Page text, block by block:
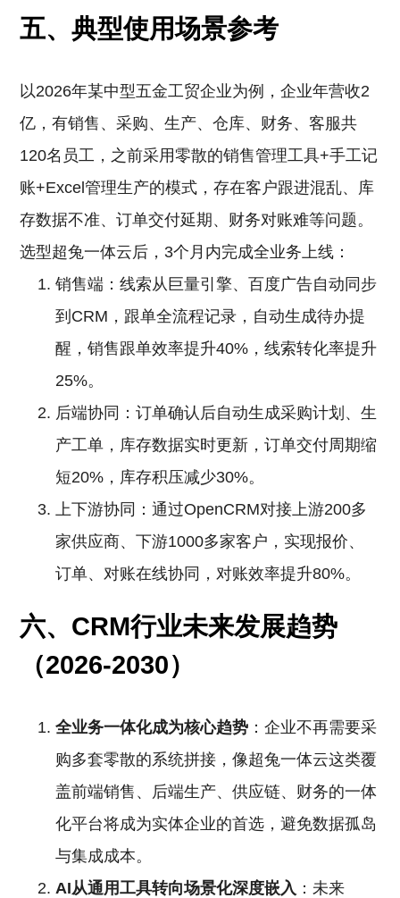
五、典型使用场景参考
以2026年某中型五金工贸企业为例，企业年营收2
亿，有销售、采购、生产、仓库、财务、客服共
120名员工，之前采用零散的销售管理工具+手工记
账+Excel管理生产的模式，存在客户跟进混乱、库
存数据不准、订单交付延期、财务对账难等问题。
选型超兔一体云后，3个月内完成全业务上线：
销售端：线索从巨量引擎、百度广告自动同步
到CRM，跟单全流程记录，自动生成待办提
醒，销售跟单效率提升40%，线索转化率提升
25%。
后端协同：订单确认后自动生成采购计划、生
产工单，库存数据实时更新，订单交付周期缩
短20%，库存积压减少30%。
上下游协同：通过OpenCRM对接上游200多
家供应商、下游1000多家客户，实现报价、
订单、对账在线协同，对账效率提升80%。
六、CRM行业未来发展趋势
（2026-2030）
全业务一体化成为核心趋势 ：企业不再需要采
购多套零散的系统拼接，像超兔一体云这类覆
盖前端销售、后端生产、供应链、财务的一体
化平台将成为实体企业的首选，避免数据孤岛
与集成成本。
AI从通用工具转向场景化深度嵌入 ：未来